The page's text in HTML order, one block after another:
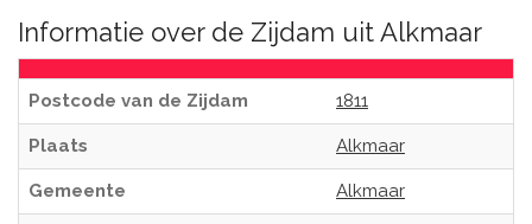
Informatie over de Zijdam uit Alkmaar
Postcode van de Zijdam 1811
Plaats Alkmaar
Gemeente Alkmaar